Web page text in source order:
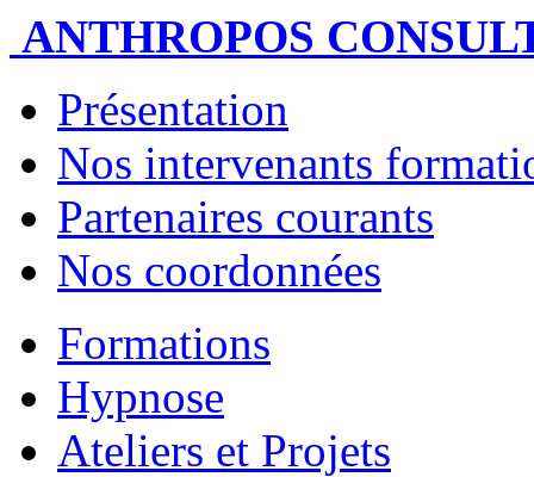
ANTHROPOS
Présentation
Nos intervenants
Partenaires courants
Nos coordonnées
Formations
Hypnose
Ateliers et Projets